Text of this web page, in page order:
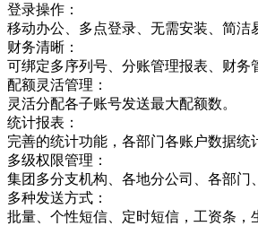
登录操作：
移动办公、多点登录、无需安装、简洁
财务清晰：
可绑定多序列号、分账管理报表、财务
配额灵活管理：
灵活分配各子账号发送最大配额数。
统计报表：
完善的统计功能，各部门各账户数据统
多级权限管理：
集团多分支机构、各地分公司、各部门
多种发送方式：
批量、个性短信、定时短信，工资条，